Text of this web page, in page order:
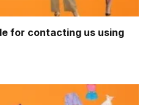
for contacting us using